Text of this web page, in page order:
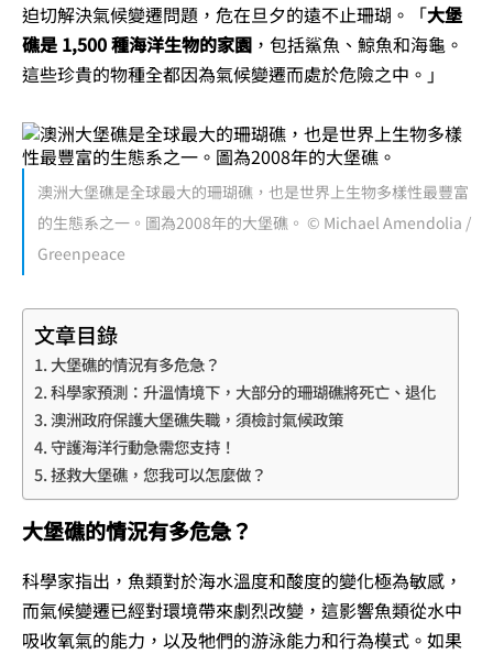
迫切解決氣候變遷問題，危在旦夕的遠不止珊瑚。「大堡
礁是 1,500 種海洋生物的家園 ，包括鯊魚、鯨魚和海龜。
這些珍貴的物種全都因為氣候變遷而處於危險之中。」
澳洲大堡礁是全球最大的珊瑚礁，也是世界上生物多樣性最豐富
的生態系之一。圖為2008年的大堡礁。 © Michael Amendolia /
Greenpeace
文章目錄
大堡礁的情況有多危急？
科學家預測：升溫情境下，大部分的珊瑚礁將死亡、退化
澳洲政府保護大堡礁失職，須檢討氣候政策
守護海洋行動急需您支持！
拯救大堡礁，您我可以怎麼做？
大堡礁的情況有多危急？
科學家指出，魚類對於海水溫度和酸度的變化極為敏感，
而氣候變遷已經對環境帶來劇烈改變，這影響魚類從水中
吸收氧氣的能力，以及牠們的游泳能力和行為模式。如果